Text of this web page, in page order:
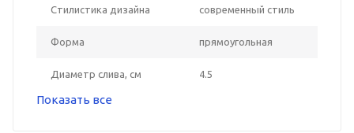
Стилистика дизайна современный стиль
Форма прямоугольная
Диаметр слива, см 4.5
Показать все